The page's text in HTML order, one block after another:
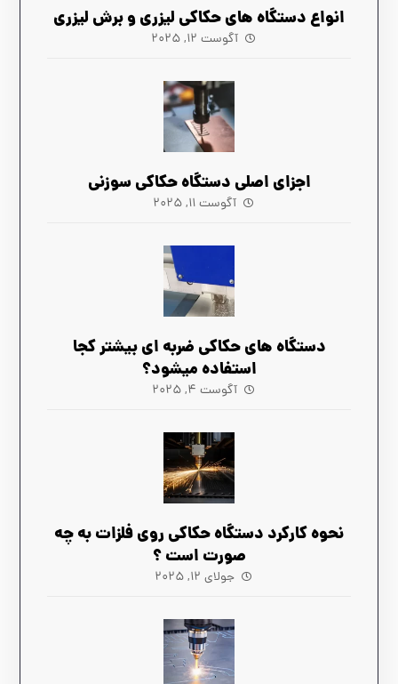
انواع دستگاه های حکاکی لیزری و برش لیزری
آگوست ۱۲, ۲۰۲۵
اجزای اصلی دستگاه حکاکی سوزنی
آگوست ۱۱, ۲۰۲۵
دستگاه های حکاکی ضربه ‌ای بیشتر کجا
استفاده میشود؟
آگوست ۴, ۲۰۲۵
نحوه کارکرد دستگاه حکاکی روی فلزات به چه
صورت است ؟
جولای ۱۲, ۲۰۲۵